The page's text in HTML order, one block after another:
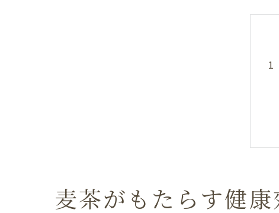
麦茶がもたらす健